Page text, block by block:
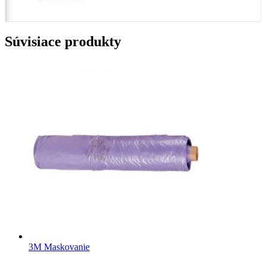
Súvisiace produkty
3M Maskovanie